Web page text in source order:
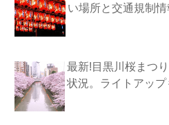
い場所と交通規制情
最新!目黒川桜まつ
状況。ライトアップ